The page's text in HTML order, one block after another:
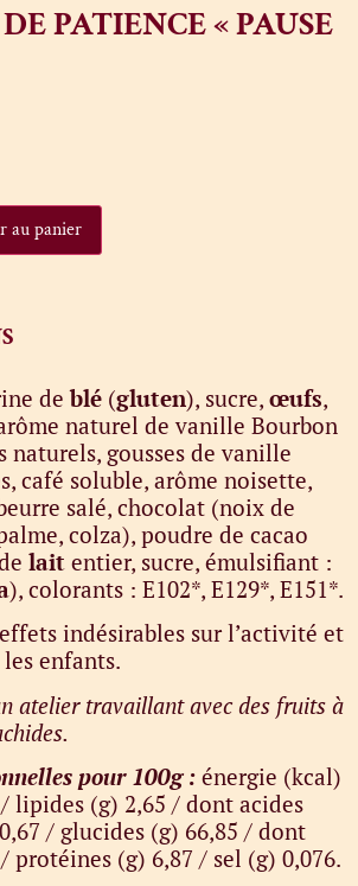
PATIENCE « PAUSE
au panier
deblé (gluten), sucre, œufs,
naturel de vanille Bourbon
naturels, gousses de vanille
café soluble, arôme noisette,
salé, chocolat (noix de
colza), poudre de cacao
lait entier, sucre, émulsifiant :
), colorants : E102*, E129*, E151*.
indésirables sur l’activité et
enfants.
atelier travaillant avec des fruits à
pour 100g : énergie (kcal)
/ lipides (g) 2,65 / dont acides
/ glucides (g) 66,85 / dont
protéines (g) 6,87 / sel (g) 0,076.